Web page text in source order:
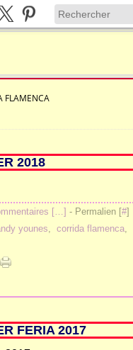
FLAMENCA
2018
[…] - Permalien [#]
younes, corrida flamenca,
FERIA 2017